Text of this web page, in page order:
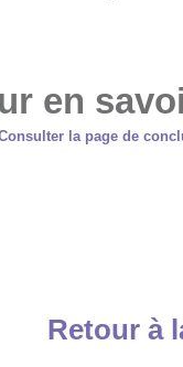
en
la page de
Retour à